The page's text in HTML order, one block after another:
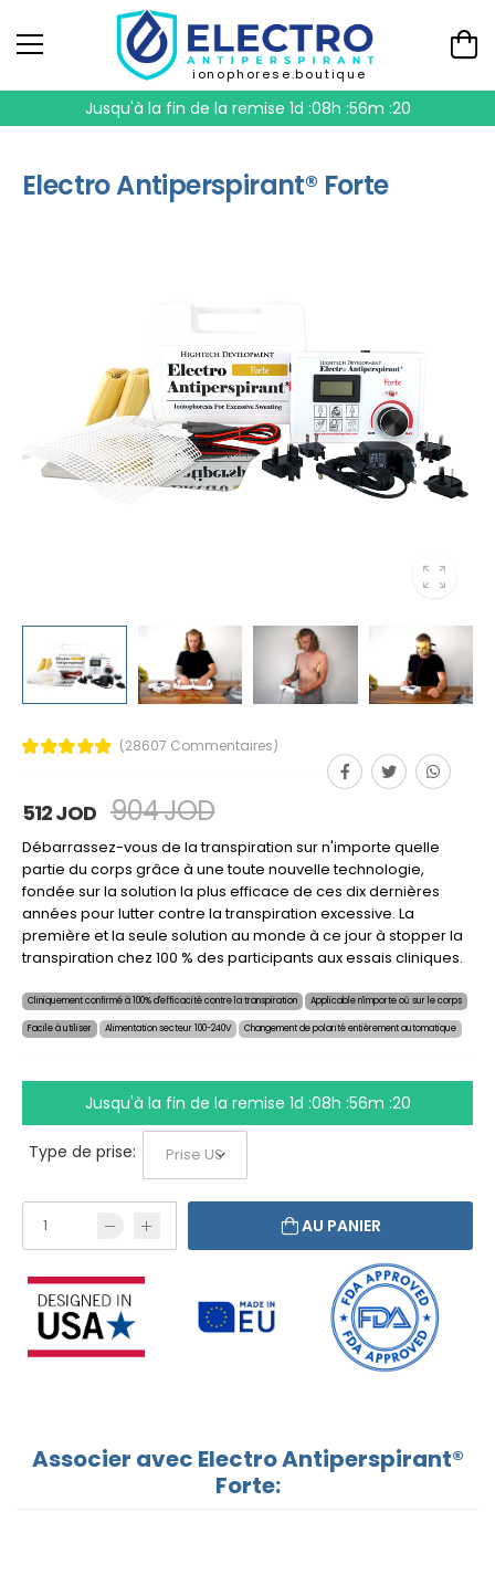
ionophorese.boutique
Jusqu'à la fin de la remise 1d :08h :56m :20
Electro Antiperspirant® Forte
(28607 Commentaires)
512 JOD 904 JOD
Débarrassez-vous de la transpiration sur n'importe quelle
partie du corps grâce à une toute nouvelle technologie,
fondée sur la solution la plus efficace de ces dix dernières
années pour lutter contre la transpiration excessive. La
première et la seule solution au monde à ce jour à stopper la
transpiration chez 100 % des participants aux essais cliniques.
Cliniquement confirmé à 100% d'efficacité contre la transpiration Applicable n'importe où sur le corps
Facile à utiliser Alimentation secteur 100-240V Changement de polarité entièrement automatique
Jusqu'à la fin de la remise 1d :08h :56m :20
Type de prise:
AU PANIER
Associer avec Electro Antiperspirant®
Forte: